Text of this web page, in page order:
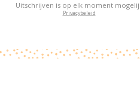
Uitschrijven is op elk moment
Privacybeleid